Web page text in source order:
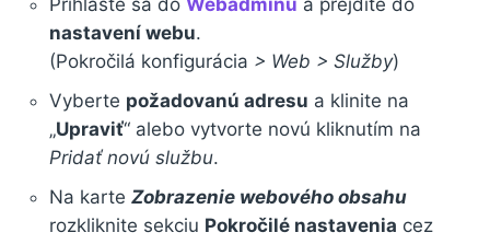
Prihláste sa do Webadminu a prejdite do
nastavení webu.
(Pokročilá konfigurácia > Web > Služby)
Vyberte požadovanú adresu a klinite na
„Upraviť“ alebo vytvorte novú kliknutím na
Pridať novú službu.
Na karte Zobrazenie webového obsahu
rozkliknite sekciu Pokročilé nastavenia cez